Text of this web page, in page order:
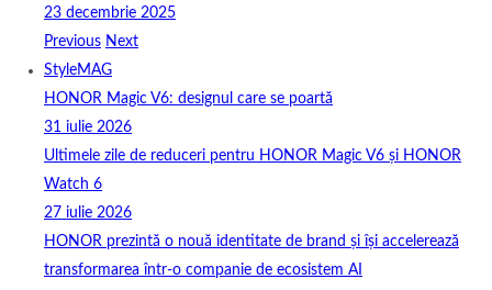
23 decembrie 2025
Previous Next
StyleMAG
HONOR Magic V6: designul care se poartă
31 iulie 2026
Ultimele zile de reduceri pentru HONOR Magic V6 și HONOR
Watch 6
27 iulie 2026
HONOR prezintă o nouă identitate de brand și își accelerează
transformarea într-o companie de ecosistem AI